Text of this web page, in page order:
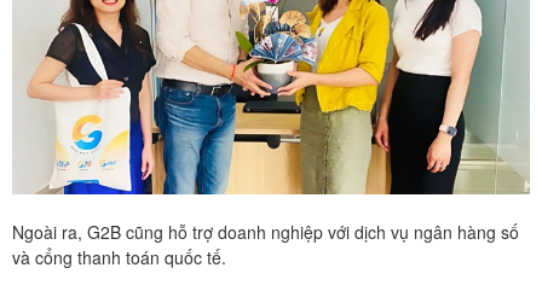
Ngoài ra, G2B cũng hỗ trợ doanh nghiệp với dịch vụ ngân hàng số
và cổng thanh toán quốc tế.